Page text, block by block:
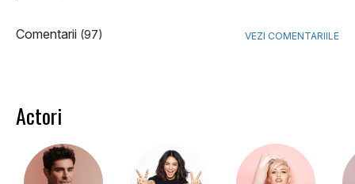
Comentarii (97) VEZI COMENTARIILE
Actori